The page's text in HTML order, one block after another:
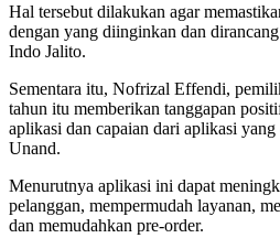
Hal tersebut dilakukan agar
dengan yang diinginkan dan
Indo Jalito.
Sementara itu, Nofrizal Effendi,
tahun itu memberikan tanggapan
aplikasi dan capaian dari aplikasi
Unand.
Menurutnya aplikasi ini dapat
pelanggan, mempermudah layanan,
dan memudahkan pre-order.